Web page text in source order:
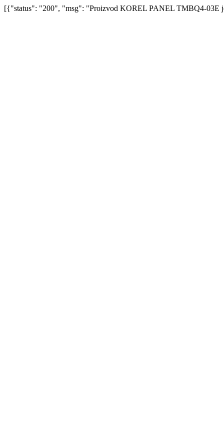
[{"status": "200", "msg": "Proizvod KOREL PANEL TMBQ4-03E